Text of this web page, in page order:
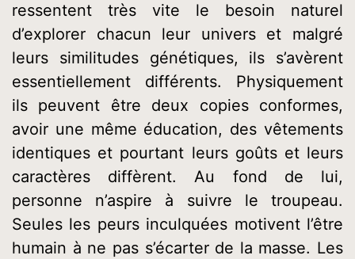
ressentent très vite le besoin naturel
d’explorer chacun leur univers et malgré
leurs similitudes génétiques, ils s’avèrent
essentiellement différents. Physiquement
ils peuvent être deux copies conformes,
avoir une même éducation, des vêtements
identiques et pourtant leurs goûts et leurs
caractères diffèrent. Au fond de lui,
personne n’aspire à suivre le troupeau.
Seules les peurs inculquées motivent l’être
humain à ne pas s’écarter de la masse. Les